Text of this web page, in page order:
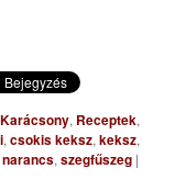
Karácsony, Receptek,
,csokis keksz,keksz,
narancs,szegfűszeg |